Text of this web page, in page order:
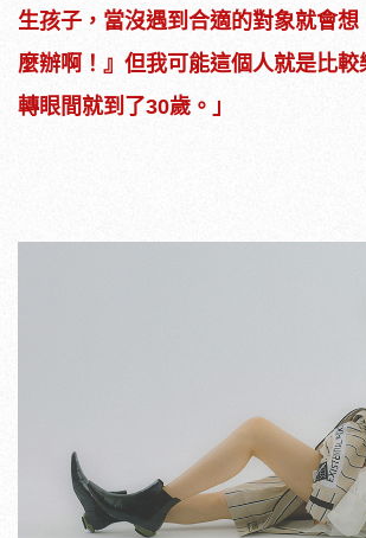
生孩子，當沒遇到合適的對象就會
麼辦啊！』但我可能這個人就是比較
轉眼間就到了30歲。」